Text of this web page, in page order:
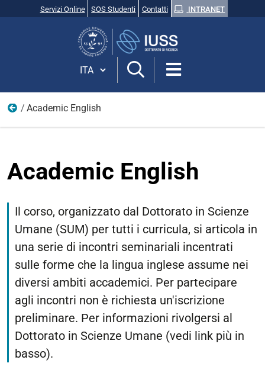
Servizi Online SOS Studenti Contatti INTRANET
Cambia lingua
Attività trasversale 2026
Academic English
Academic English
Il corso, organizzato dal Dottorato in Scienze
Umane (SUM) per tutti i curricula, si articola in
una serie di incontri seminariali incentrati
sulle forme che la lingua inglese assume nei
diversi ambiti accademici. Per partecipare
agli incontri non è richiesta un'iscrizione
preliminare. Per informazioni rivolgersi al
Dottorato in Scienze Umane (vedi link più in
basso).